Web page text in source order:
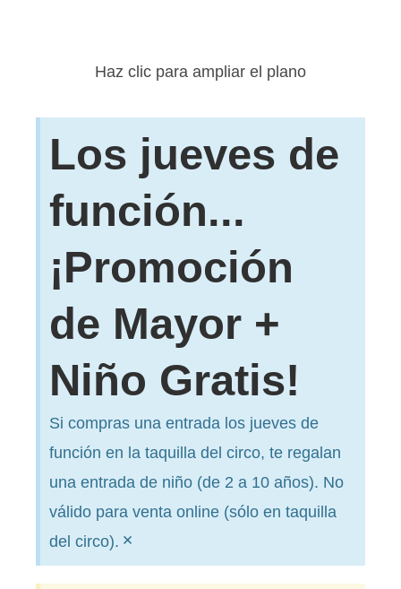
Haz clic para ampliar el plano
Los jueves de
función...
¡Promoción
de Mayor +
Niño Gratis!
Si compras una entrada los jueves de
función en la taquilla del circo, te regalan
una entrada de niño (de 2 a 10 años). No
válido para venta online (sólo en taquilla
del circo). ×